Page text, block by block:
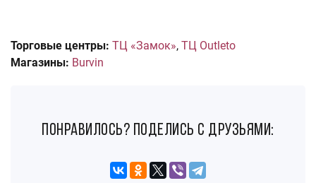
Торговые центры: ТЦ «Замок», ТЦ Outleto
Магазины: Burvin
понравилось? поделись с друзьями: